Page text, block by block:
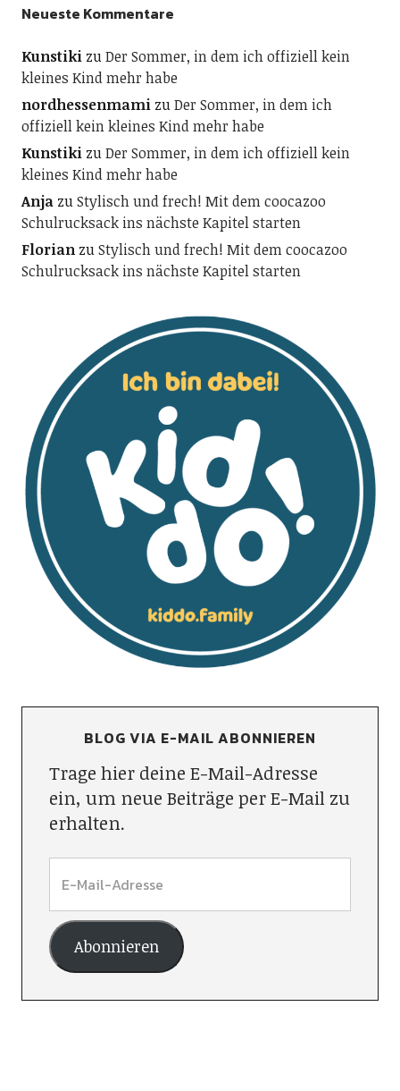
Neueste Kommentare
KunstikizuDer Sommer, in dem ich offiziell kein
kleines Kind mehr habe
nordhessenmamizuDer Sommer, in dem ich
offiziell kein kleines Kind mehr habe
KunstikizuDer Sommer, in dem ich offiziell kein
kleines Kind mehr habe
AnjazuStylisch und frech! Mit dem coocazoo
Schulrucksack ins nächste Kapitel starten
FlorianzuStylisch und frech! Mit dem coocazoo
Schulrucksack ins nächste Kapitel starten
BLOG VIA E-MAIL ABONNIEREN
Trage hier deine E-Mail-Adresse
ein, um neue Beiträge per E-Mail zu
erhalten.
Abonnieren